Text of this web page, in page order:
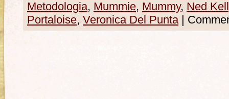
Metodologia, Mummie, Mummy, Ned
Portaloise, Veronica Del Punta